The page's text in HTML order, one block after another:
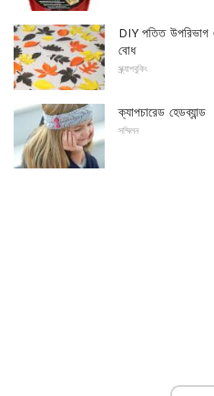
DIY পতিত উপরিভাগ
বোধ
স্ক্র্যাপবুকিং
ক্যাপচারেড হেডব্যান্ড
সম্মিলন